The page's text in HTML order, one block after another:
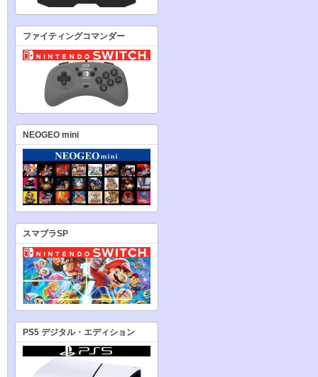
ファイティングコマンダー
NEOGEO mini
スマブラSP
PS5 デジタル・エディション